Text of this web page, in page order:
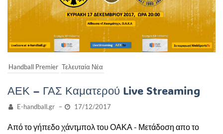
Handball Premier Τελευταία Νέα
ΑΕΚ – ΓΑΣ Καματερού Live Streaming
E-handball.gr – 17/12/2017
Από το γήπεδο χάντμπολ του ΟΑΚΑ - Μετάδοση απο το